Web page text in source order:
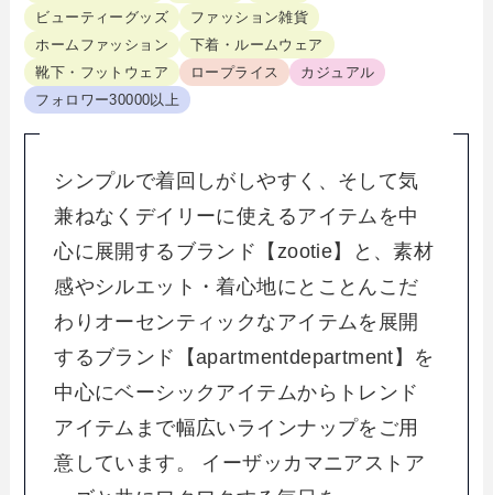
ビューティーグッズ
ファッション雑貨
ホームファッション
下着・ルームウェア
靴下・フットウェア
ロープライス
カジュアル
フォロワー30000以上
シンプルで着回しがしやすく、そして気
兼ねなくデイリーに使えるアイテムを中
心に展開するブランド【zootie】と、素材
感やシルエット・着心地にとことんこだ
わりオーセンティックなアイテムを展開
するブランド【apartmentdepartment】を
中心にベーシックアイテムからトレンド
アイテムまで幅広いラインナップをご用
意しています。 イーザッカマニアストア